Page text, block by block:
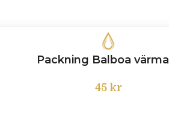
Packning Balboa
45 kr